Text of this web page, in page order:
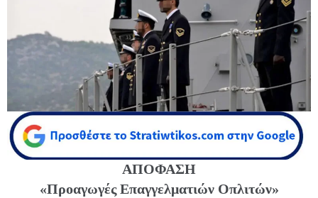
ΑΠΟΦΑΣΗ
«Προαγωγές Επαγγελματιών Οπλιτών»